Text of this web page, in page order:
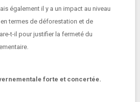
également il y a un impact au niveau
termes de déforestation et de
t-il pour justifier la fermeté du
forte et concertée.